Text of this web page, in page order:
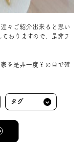
々ご紹介出来ると思い
おりますので、是非チ
を是非一度その目で確